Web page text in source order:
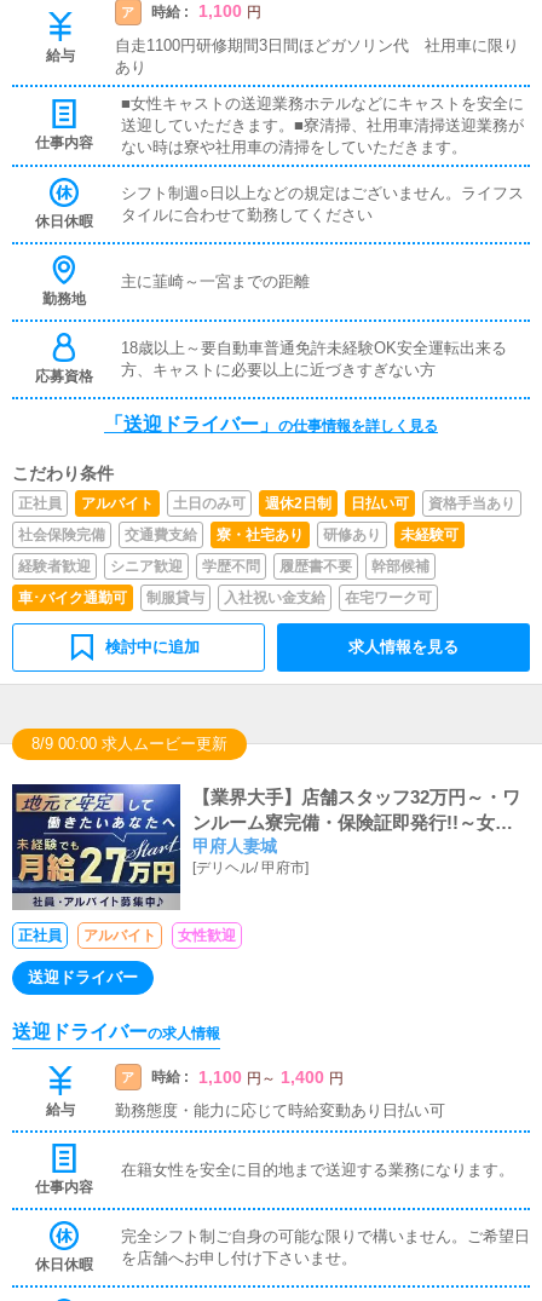
給与
ア 時給 : 1,100 円
自走1100円研修期間3日間ほどガソリン代 社用車に限り
あり
仕事内容
■女性キャストの送迎業務ホテルなどにキャストを安全に
送迎していただきます。■寮清掃、社用車清掃送迎業務が
ない時は寮や社用車の清掃をしていただきます。
休日休暇
シフト制週○日以上などの規定はございません。ライフス
タイルに合わせて勤務してください
勤務地
主に韮崎～一宮までの距離
応募資格
18歳以上～要自動車普通免許未経験OK安全運転出来る
方、キャストに必要以上に近づきすぎない方
「送迎ドライバー」 の仕事情報を詳しく見る
こだわり条件
正社員 アルバイト 土日のみ可 週休2日制 日払い可
資格手当あり
社会保険完備
交通費支給 寮・社宅あり 研修あり
未経験可
経験者歓迎
シニア歓迎 学歴不問 履歴書不要
幹部候補
車･バイク通勤可
制服貸与 入社祝い金支給 在宅ワーク可
検討中に追加 求人情報を見る
8/9 00:00 求人ムービー更新
【業界大手】店舗スタッフ32万円～・ワ
ンルーム寮完備・保険証即発行!!～女性
スタッフも大活躍中～～★
甲府人妻城
[デリヘル/甲府市]
正社員 アルバイト 女性歓迎
送迎ドライバー
送迎ドライバーの求人情報
給与
ア 時給 : 1,100 円 ～ 1,400 円
勤務態度・能力に応じて時給変動あり日払い可
仕事内容
在籍女性を安全に目的地まで送迎する業務になります。
休日休暇
完全シフト制ご自身の可能な限りで構いません。ご希望日
を店舗へお申し付け下さいませ。